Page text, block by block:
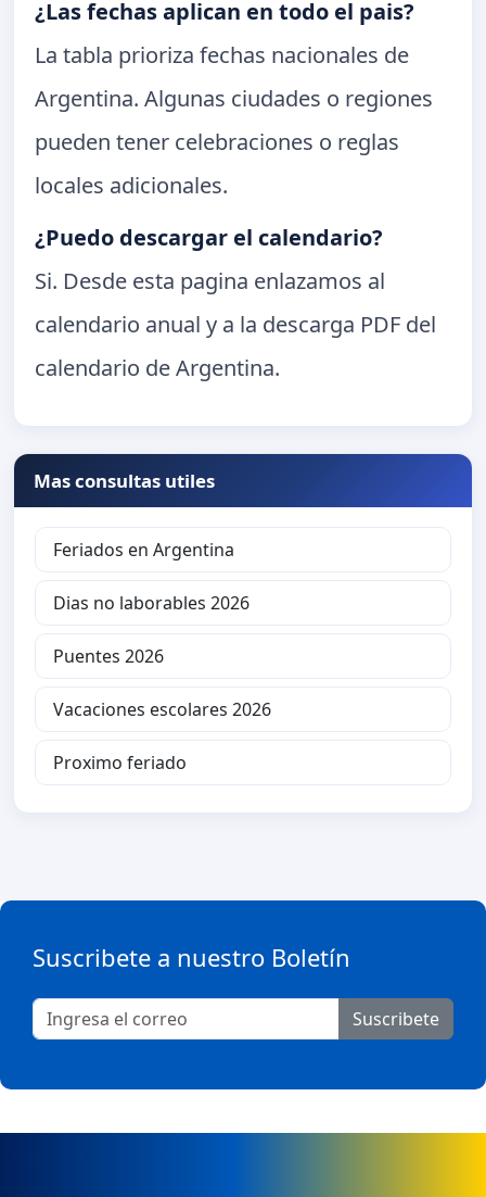
¿Las fechas aplican en todo el pais?
La tabla prioriza fechas nacionales de
Argentina. Algunas ciudades o regiones
pueden tener celebraciones o reglas
locales adicionales.
¿Puedo descargar el calendario?
Si. Desde esta pagina enlazamos al
calendario anual y a la descarga PDF del
calendario de Argentina.
Mas consultas utiles
Feriados en Argentina
Dias no laborables 2026
Puentes 2026
Vacaciones escolares 2026
Proximo feriado
Suscribete a nuestro Boletín
Suscribete